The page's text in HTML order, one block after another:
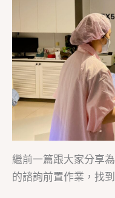
繼前一篇跟大家分享
的諮詢前置作業，找